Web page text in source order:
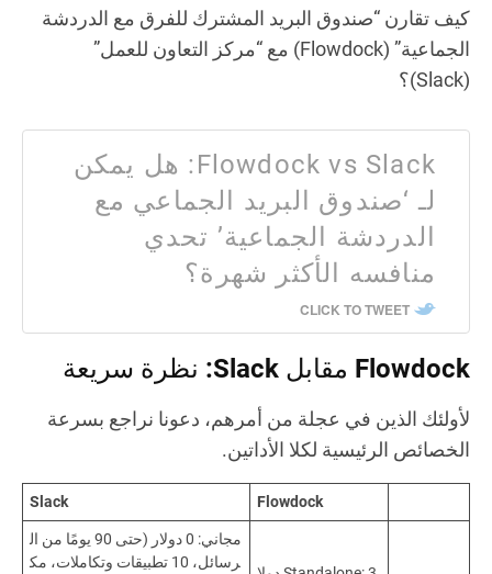
كيف تقارن “صندوق البريد المشترك للفرق مع الدردشة
الجماعية” (Flowdock) مع “مركز التعاون للعمل”
(Slack)؟
Flowdock vs Slack: هل يمكن
لـ ‘صندوق البريد الجماعي مع
الدردشة الجماعية’ تحدي
منافسه الأكثر شهرة؟
CLICK TO TWEET
Flowdock مقابل Slack: نظرة سريعة
لأولئك الذين في عجلة من أمرهم، دعونا نراجع بسرعة
الخصائص الرئيسية لكلا الأداتين.
Flowdock
Slack
مجاني: 0 دولار (حتى 90 يومًا من ال
رسائل، 10 تطبيقات وتكاملات، مك